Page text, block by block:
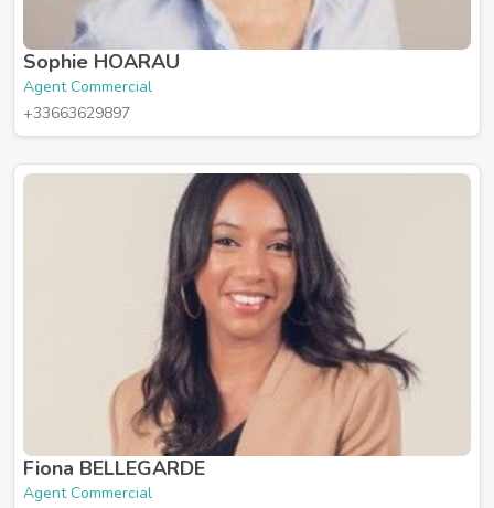
Sophie HOARAU
Agent Commercial
+33663629897
Fiona BELLEGARDE
Agent Commercial